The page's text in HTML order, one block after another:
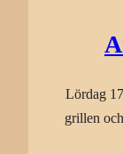
Lördag
grillen